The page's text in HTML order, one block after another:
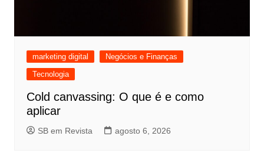
marketing digital
Negócios e Finanças
Tecnologia
Cold canvassing: O que é e como
aplicar
SB em Revista agosto 6, 2026